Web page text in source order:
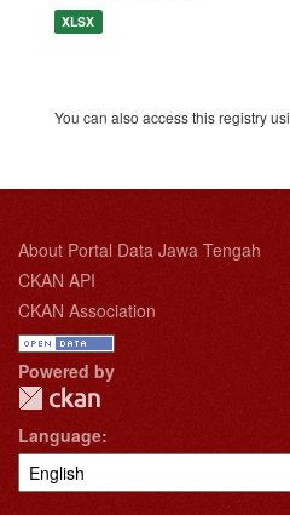
XLSX
You can also access this registry
About Portal Data Jawa Tengah
CKAN API
CKAN Association
Powered by
Language